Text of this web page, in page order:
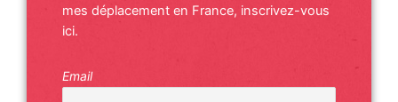
mes déplacement en France, inscrivez-vous
ici.
Email